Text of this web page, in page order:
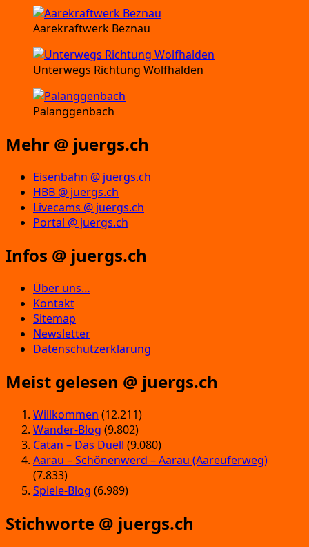
Aarekraftwerk Beznau
Unterwegs Richtung Wolfhalden
Palanggenbach
Mehr @ juergs.ch
Eisenbahn @ juergs.ch
HBB @ juergs.ch
Livecams @ juergs.ch
Portal @ juergs.ch
Infos @ juergs.ch
Über uns…
Kontakt
Sitemap
Newsletter
Datenschutzerklärung
Meist gelesen @ juergs.ch
Willkommen (12.211)
Wander-Blog (9.802)
Catan – Das Duell (9.080)
Aarau – Schönenwerd – Aarau (Aareuferweg)
(7.833)
Spiele-Blog (6.989)
Stichworte @ juergs.ch